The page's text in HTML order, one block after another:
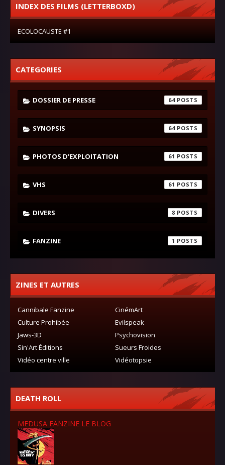
INDEX DES FILMS (LETTERBOXD)
ECOLOCAUSTE #1
CATEGORIES
DOSSIER DE PRESSE 64
SYNOPSIS 64
PHOTOS D'EXPLOITATION 61
VHS 61
DIVERS 8
FANZINE 1
ZINES ET AUTRES
Cannibale Fanzine
CinémArt
Culture Prohibée
Evilspeak
Jaws-3D
Psychovision
Sin'Art Éditions
Sueurs Froides
Vidéo centre ville
Vidéotopsie
DEATH ROLL
MEDUSA FANZINE LE BLOG